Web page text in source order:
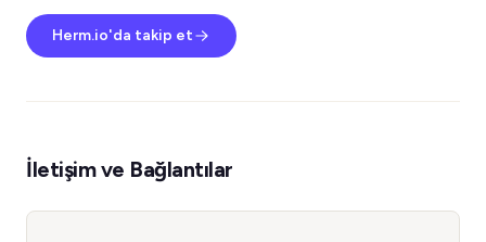
Herm.io'da takip et
İletişim ve Bağlantılar